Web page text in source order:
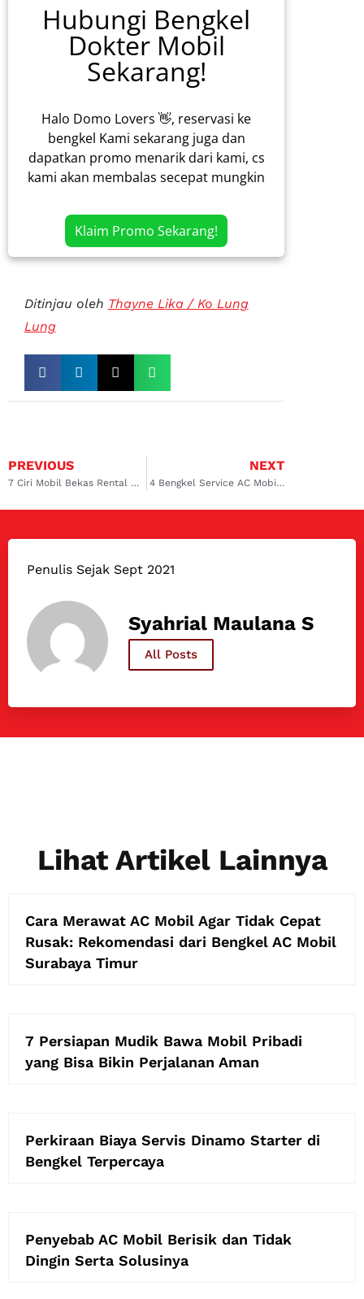
Hubungi Bengkel
Dokter Mobil
Sekarang!
Halo Domo Lovers 👋, reservasi ke
bengkel Kami sekarang juga dan
dapatkan promo menarik dari kami, cs
kami akan membalas secepat mungkin
Klaim Promo Sekarang!
Ditinjau oleh Thayne Lika / Ko Lung
Lung
PREVIOUS
7 Ciri Mobil Bekas Rental Mobil
NEXT
4 Bengkel Service AC Mobil Bekas di Jakarta, Murah & Terpercaya
Penulis Sejak Sept 2021
Syahrial Maulana S
All Posts
Lihat Artikel Lainnya
Cara Merawat AC Mobil Agar Tidak Cepat
Rusak: Rekomendasi dari Bengkel AC Mobil
Surabaya Timur
7 Persiapan Mudik Bawa Mobil Pribadi
yang Bisa Bikin Perjalanan Aman
Perkiraan Biaya Servis Dinamo Starter di
Bengkel Terpercaya
Penyebab AC Mobil Berisik dan Tidak
Dingin Serta Solusinya